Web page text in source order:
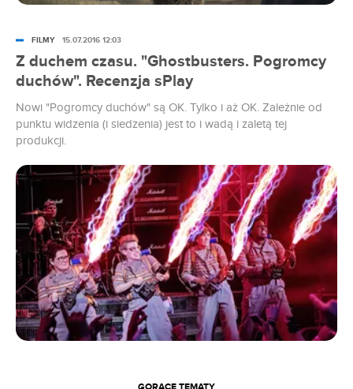
Z duchem czasu. "Ghostbusters. Pogromcy
duchów". Recenzja sPlay
Nowi "Pogromcy duchów" są OK. Tylko i aż OK. Zależnie od
punktu widzenia (i siedzenia) jest to i wadą i zaletą tej
produkcji.
FILMY 15.07.2016 12:03